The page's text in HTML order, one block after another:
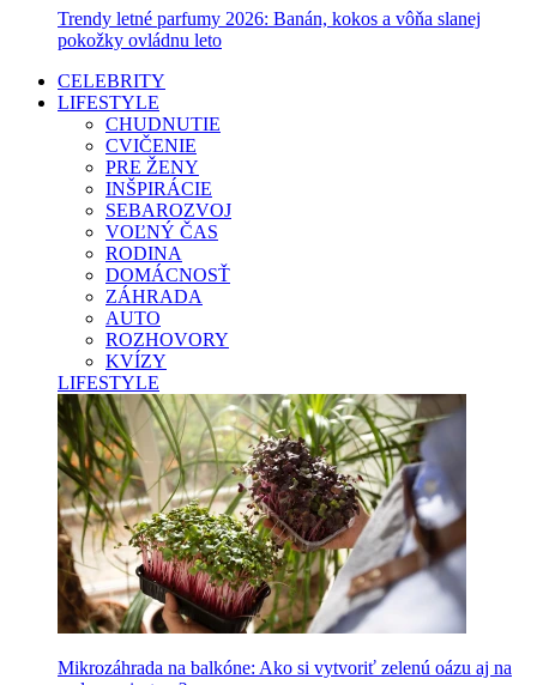
Trendy letné parfumy 2026: Banán, kokos a vôňa slanej
pokožky ovládnu leto
CELEBRITY
LIFESTYLE
CHUDNUTIE
CVIČENIE
PRE ŽENY
INŠPIRÁCIE
SEBAROZVOJ
VOĽNÝ ČAS
RODINA
DOMÁCNOSŤ
ZÁHRADA
AUTO
ROZHOVORY
KVÍZY
LIFESTYLE
Mikrozáhrada na balkóne: Ako si vytvoriť zelenú oázu aj na